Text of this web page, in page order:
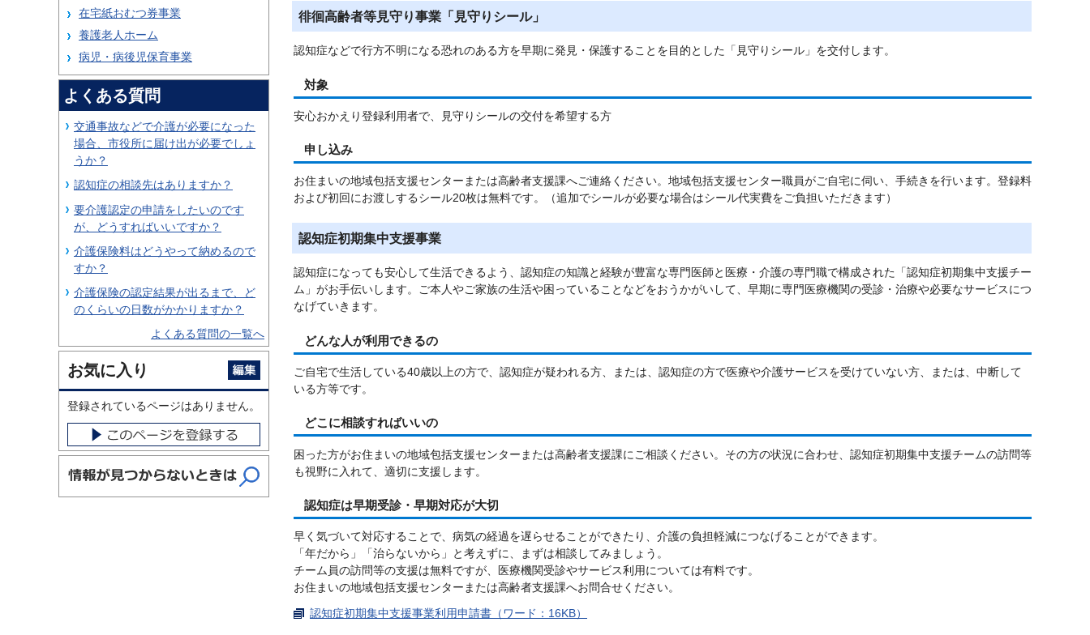
徘徊高齢者等見守り事業「見守りシール」
認知症などで行方不明になる恐れのある方を早期に発見・保護することを目的とした「見守りシール」を交付します。
対象
安心おかえり登録利用者で、見守りシールの交付を希望する方
申し込み
お住まいの地域包括支援センターまたは高齢者支援課へご連絡ください。地域包括支援センター職員がご自宅に伺い、手続きを行います。登録料
および初回にお渡しするシール20枚は無料です。（追加でシールが必要な場合はシール代実費をご負担いただきます）
認知症初期集中支援事業
認知症になっても安心して生活できるよう、認知症の知識と経験が豊富な専門医師と医療・介護の専門職で構成された「認知症初期集中支援チー
ム」がお手伝いします。ご本人やご家族の生活や困っていることなどをおうかがいして、早期に専門医療機関の受診・治療や必要なサービスにつ
なげていきます。
どんな人が利用できるの
ご自宅で生活している40歳以上の方で、認知症が疑われる方、または、認知症の方で医療や介護サービスを受けていない方、または、中断して
いる方等です。
どこに相談すればいいの
困った方がお住まいの地域包括支援センターまたは高齢者支援課にご相談ください。その方の状況に合わせ、認知症初期集中支援チームの訪問等
も視野に入れて、適切に支援します。
認知症は早期受診・早期対応が大切
早く気づいて対応することで、病気の経過を遅らせることができたり、介護の負担軽減につなげることができます。
「年だから」「治らないから」と考えずに、まずは相談してみましょう。
チーム員の訪問等の支援は無料ですが、医療機関受診やサービス利用については有料です。
お住まいの地域包括支援センターまたは高齢者支援課へお問合せください。
認知症初期集中支援事業利用申請書（ワード：16KB）
在宅紙おむつ券事業
養護老人ホーム
病児・病後児保育事業
よくある質問
交通事故などで介護が必要になった
場合、市役所に届け出が必要でしょ
うか？
認知症の相談先はありますか？
要介護認定の申請をしたいのです
が、どうすればいいですか？
介護保険料はどうやって納めるので
すか？
介護保険の認定結果が出るまで、ど
のくらいの日数がかかりますか？
よくある質問の一覧へ
お気に入り
登録されているページはありません。